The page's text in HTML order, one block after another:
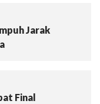
Jarak
Final